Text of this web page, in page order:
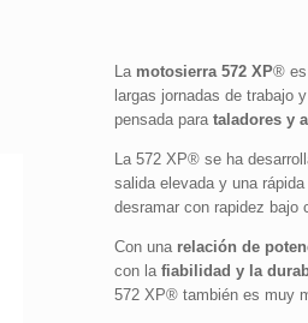
La motosierra 572 XP® es
largas jornadas de trabajo
pensada para taladores y
La 572 XP® se ha
salida elevada y una
desramar con rapidez bajo
Con una relación de
con la fiabilidad y la
572 XP® también es muy